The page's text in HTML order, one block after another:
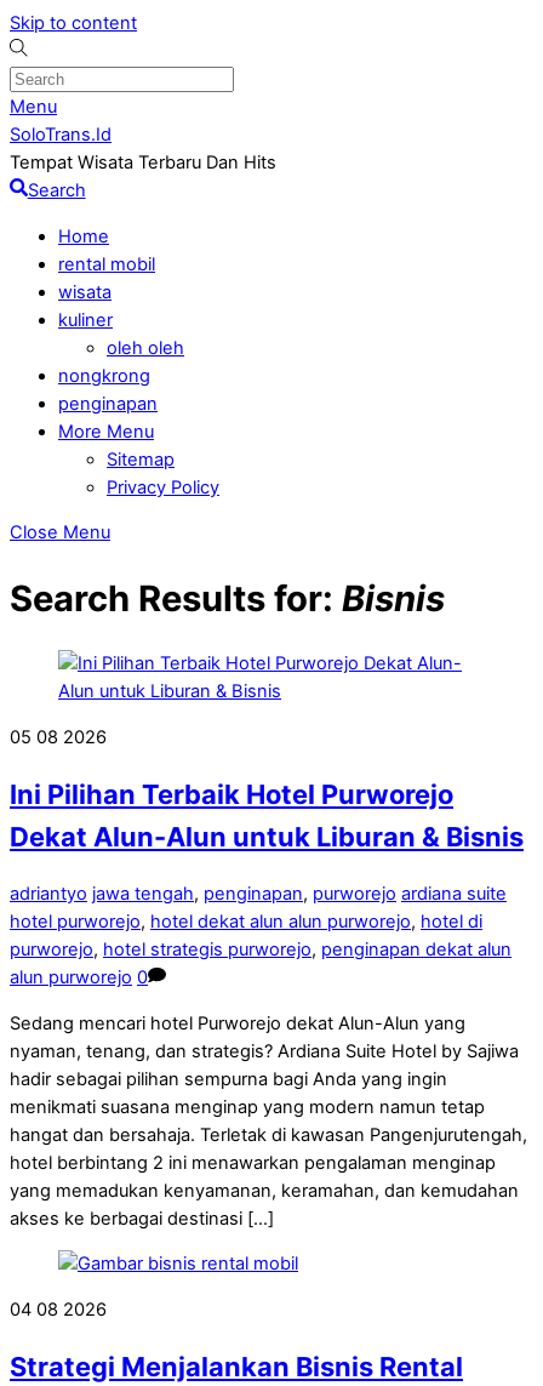
Skip to content
Menu
SoloTrans.Id
Tempat Wisata Terbaru Dan Hits
Search
Home
rental mobil
wisata
kuliner
oleh oleh
nongkrong
penginapan
More Menu
Sitemap
Privacy Policy
Close Menu
Search Results for: Bisnis
05 08 2026
Ini Pilihan Terbaik Hotel Purworejo
Dekat Alun-Alun untuk Liburan & Bisnis
adriantyo jawa tengah, penginapan, purworejo ardiana suite
hotel purworejo, hotel dekat alun alun purworejo, hotel di
purworejo, hotel strategis purworejo, penginapan dekat alun
alun purworejo 0
Sedang mencari hotel Purworejo dekat Alun-Alun yang
nyaman, tenang, dan strategis? Ardiana Suite Hotel by Sajiwa
hadir sebagai pilihan sempurna bagi Anda yang ingin
menikmati suasana menginap yang modern namun tetap
hangat dan bersahaja. Terletak di kawasan Pangenjurutengah,
hotel berbintang 2 ini menawarkan pengalaman menginap
yang memadukan kenyamanan, keramahan, dan kemudahan
akses ke berbagai destinasi […]
04 08 2026
Strategi Menjalankan Bisnis Rental